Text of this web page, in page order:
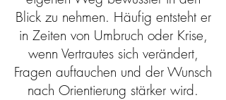
Blick zu nehmen. Häufig entsteht er
in Zeiten von Umbruch oder Krise,
wenn Vertrautes sich verändert,
Fragen auftauchen und der Wunsch
nach Orientierung stärker wird.